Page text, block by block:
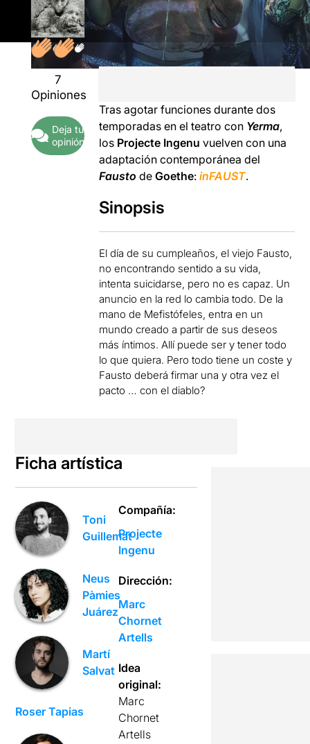
7
Opiniones
Deja tu
opinión
Tras agotar funciones durante dos
temporadas en el teatro con Yerma,
los Projecte Ingenu vuelven con una
adaptación contemporánea del
Fausto deGoethe:inFAUST.
Sinopsis
El día de su cumpleaños, el viejo Fausto,
no encontrando sentido a su vida,
intenta suicidarse, pero no es capaz. Un
anuncio en la red lo cambia todo. De la
mano de Mefistófeles, entra en un
mundo creado a partir de sus deseos
más íntimos. Allí puede ser y tener todo
lo que quiera. Pero todo tiene un coste y
Fausto deberá firmar una y otra vez el
pacto … con el diablo?
Ficha artística
Toni
Guillemat
Neus
Pàmies
Juárez
Martí
Salvat
Roser Tapias
Compañía:
Projecte
Ingenu
Dirección:
Marc
Chornet
Artells
Idea
original:
Marc
Chornet
Artells